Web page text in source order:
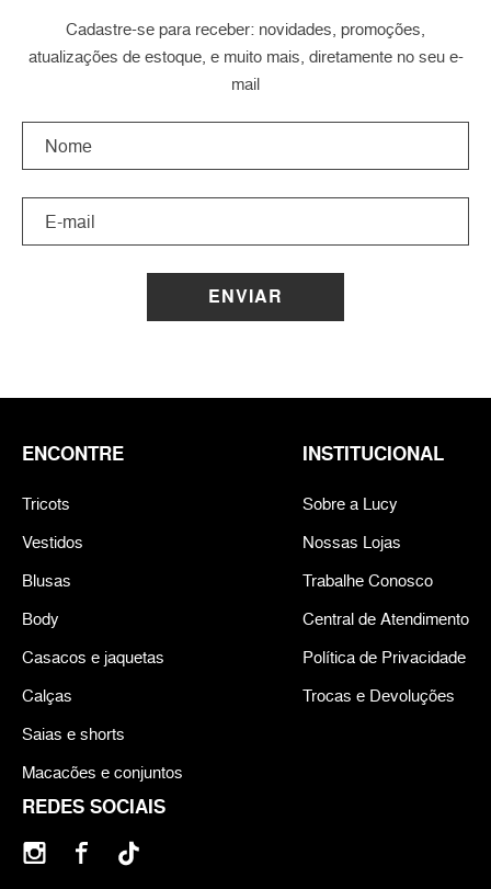
Cadastre-se para receber: novidades, promoções,
atualizações de estoque, e muito mais, diretamente no seu e-
mail
ENVIAR
REDES SOCIAIS
ENCONTRE
Tricots
Vestidos
Blusas
Body
Casacos e jaquetas
Calças
Saias e shorts
Macacões e conjuntos
INSTITUCIONAL
Sobre a Lucy
Nossas Lojas
Trabalhe Conosco
Central de Atendimento
Política de Privacidade
Trocas e Devoluções